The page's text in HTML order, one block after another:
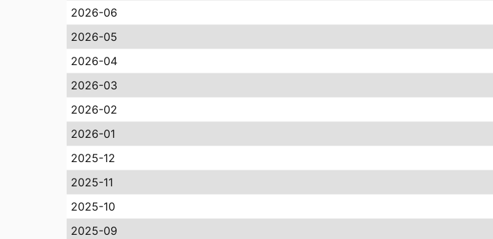
2026-06
2026-05
2026-04
2026-03
2026-02
2026-01
2025-12
2025-11
2025-10
2025-09